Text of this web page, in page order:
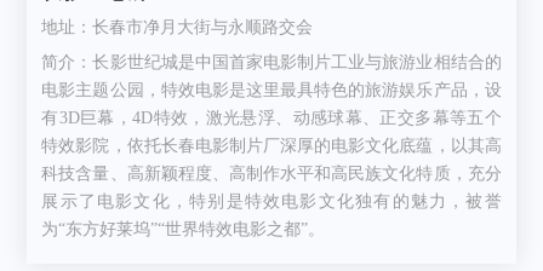
地址：长春市净月大街与永顺路交会
简介：长影世纪城是中国首家电影制片工业与旅游业相结合的
电影主题公园，特效电影是这里最具特色的旅游娱乐产品，设
有3D巨幕，4D特效，激光悬浮、动感球幕、正交多幕等五个
特效影院，依托长春电影制片厂深厚的电影文化底蕴，以其高
科技含量、高新颖程度、高制作水平和高民族文化特质，充分
展示了电影文化，特别是特效电影文化独有的魅力，被誉
为“东方好莱坞”“世界特效电影之都”。